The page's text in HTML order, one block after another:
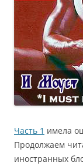
Часть 1 имела
Продолжаем
иностранных